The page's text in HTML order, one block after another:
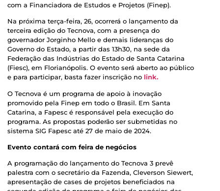
com a Financiadora de Estudos e Projetos (Finep).
Na próxima terça-feira, 26, ocorrerá o lançamento da
terceira edição do Tecnova, com a presença do
governador Jorginho Mello e demais lideranças do
Governo do Estado, a partir das 13h30, na sede da
Federação das Indústrias do Estado de Santa Catarina
(Fiesc), em Florianópolis. O evento será aberto ao público
e para participar, basta fazer inscrição no link.
O Tecnova é um programa de apoio à inovação
promovido pela Finep em todo o Brasil. Em Santa
Catarina, a Fapesc é responsável pela execução do
programa. As propostas poderão ser submetidas no
sistema SIG Fapesc até 27 de maio de 2024.
Evento contará com feira de negócios
A programação do lançamento do Tecnova 3 prevê
palestra com o secretário da Fazenda, Cleverson Siewert,
apresentação de cases de projetos beneficiados na